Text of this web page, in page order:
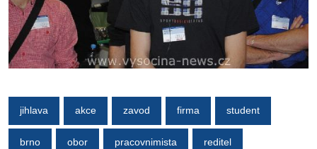
jihlava akce zavod firma student
brno obor pracovnimista reditel